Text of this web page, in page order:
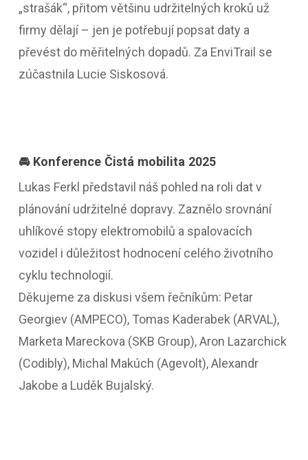
„strašák“, přitom většinu udržitelných kroků už
firmy dělají – jen je potřebují popsat daty a
převést do měřitelných dopadů. Za EnviTrail se
zúčastnila Lucie Siskosová.
🚘 Konference Čistá mobilita 2025
Lukas Ferkl představil náš pohled na roli dat v
plánování udržitelné dopravy. Zaznělo srovnání
uhlíkové stopy elektromobilů a spalovacích
vozidel i důležitost hodnocení celého životního
cyklu technologií.
Děkujeme za diskusi všem řečníkům: Petar
Georgiev (AMPECO), Tomas Kaderabek (ARVAL),
Marketa Mareckova (SKB Group), Aron Lazarchick
(Codibly), Michal Makúch (Agevolt), Alexandr
Jakobe a Luděk Bujalský.